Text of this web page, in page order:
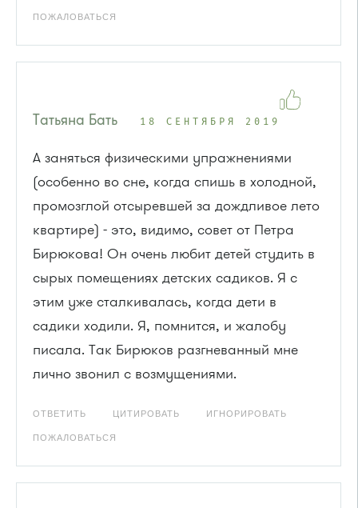
ПОЖАЛОВАТЬСЯ
Татьяна Бать 18 СЕНТЯБРЯ 2019
А заняться физическими упражнениями
(особенно во сне, когда спишь в холодной,
промозглой отсыревшей за дождливое лето
квартире) - это, видимо, совет от Петра
Бирюкова! Он очень любит детей студить в
сырых помещениях детских садиков. Я с
этим уже сталкивалась, когда дети в
садики ходили. Я, помнится, и жалобу
писала. Так Бирюков разгневанный мне
лично звонил с возмущениями.
ОТВЕТИТЬ ЦИТИРОВАТЬ ИГНОРИРОВАТЬ
ПОЖАЛОВАТЬСЯ